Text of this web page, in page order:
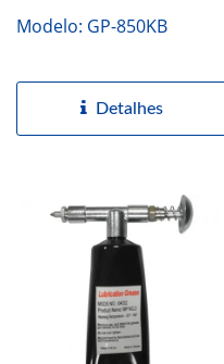
Modelo: GP-850KB
Detalhes